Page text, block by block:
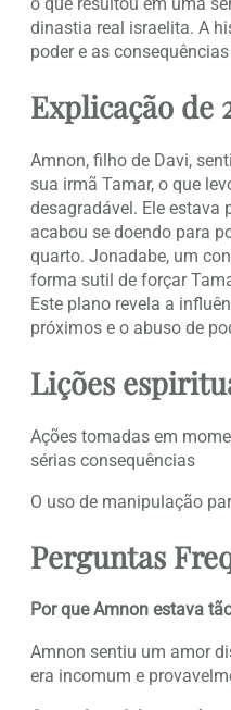
o que resultou em uma
dinastia real israelita. A
poder e as
Explicação de
Amnon, filho de Davi,
sua irmã Tamar, o que
desagradável. Ele estava
acabou se doendo para
quarto. Jonadabe, um
forma sutil de forçar
Este plano revela a
próximos e o abuso de
Lições
Ações tomadas em
sérias consequências
O uso de manipulação
Perguntas
Por que Amnon estava
Amnon sentiu um amor
era incomum e